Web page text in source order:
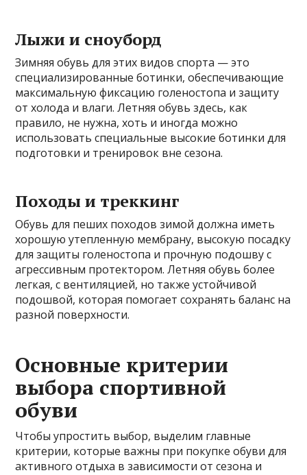
Лыжи и сноуборд
Зимняя обувь для этих видов спорта — это
специализированные ботинки, обеспечивающие
максимальную фиксацию голеностопа и защиту
от холода и влаги. Летняя обувь здесь, как
правило, не нужна, хоть и иногда можно
использовать специальные высокие ботинки для
подготовки и тренировок вне сезона.
Походы и треккинг
Обувь для пеших походов зимой должна иметь
хорошую утепленную мембрану, высокую посадку
для защиты голеностопа и прочную подошву с
агрессивным протектором. Летняя обувь более
легкая, с вентиляцией, но также устойчивой
подошвой, которая помогает сохранять баланс на
разной поверхности.
Основные критерии
выбора спортивной
обуви
Чтобы упростить выбор, выделим главные
критерии, которые важны при покупке обуви для
активного отдыха в зависимости от сезона и